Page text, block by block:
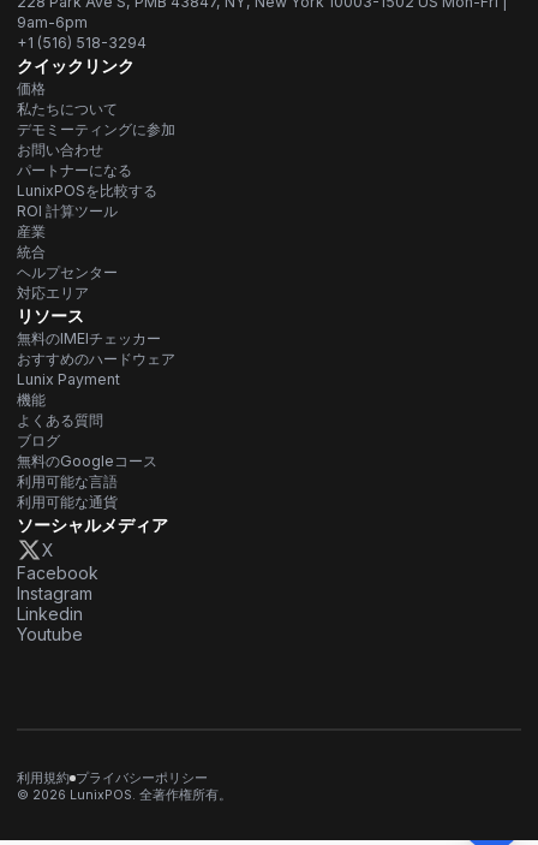
9am-6pm
+1 (516) 518-3294
クイックリンク
価格
私たちについて
デモミーティングに参加
お問い合わせ
パートナーになる
LunixPOSを比較する
ROI 計算ツール
産業
統合
ヘルプセンター
対応エリア
リソース
無料のIMEIチェッカー
おすすめのハードウェア
Lunix Payment
機能
よくある質問
ブログ
無料のGoogleコース
利用可能な言語
利用可能な通貨
ソーシャルメディア
X
Facebook
Instagram
Linkedin
Youtube
© 2026 LunixPOS. 全著作権所有。
利用規約 プライバシーポリシー